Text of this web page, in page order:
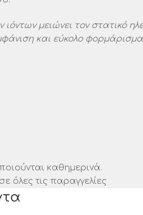
ιόντων μειώνει τον στατικό
και εύκολο
καθημερινά.
όλες τις παραγγελίες